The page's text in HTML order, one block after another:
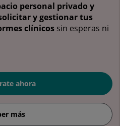
personal privado y
y gestionar tus
clínicos sin esperas ni
ahora
más